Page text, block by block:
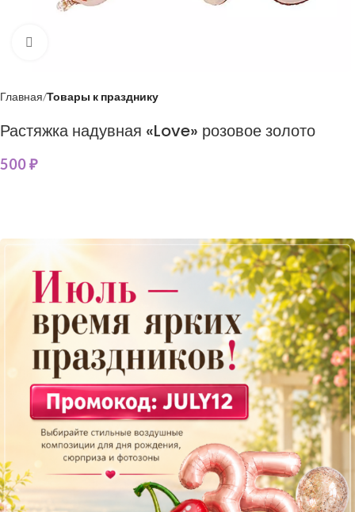
Главная Товары к празднику
Растяжка надувная «Love» розовое золото
500₽